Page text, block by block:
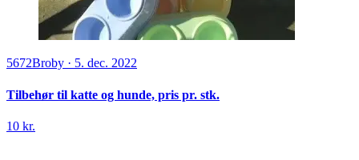
5672Broby · 5. dec. 2022
Tilbehør til katte og hunde, pris pr. stk.
10 kr.